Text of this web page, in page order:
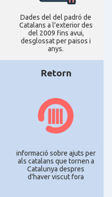
Dades del del padró de
Catalans a l'exterior des
del 2009 fins avui,
desglossat per paisos i
anys.
Retorn
informació sobre ajuts per
als catalans que tornen a
Catalunya despres
d'haver viscut fora